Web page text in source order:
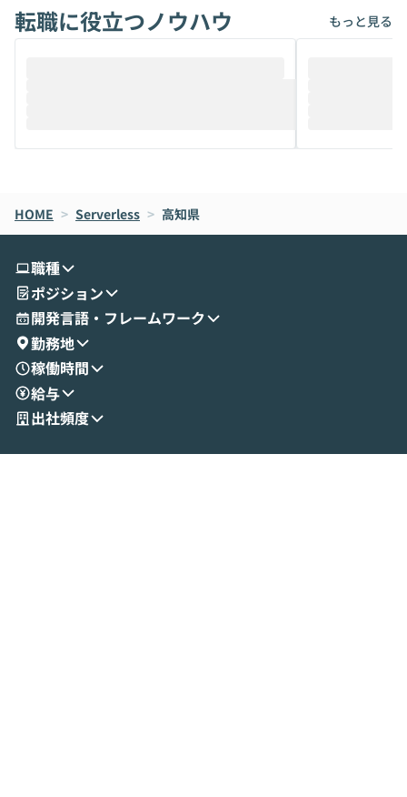
けでなく、想像以上の範囲まで自動化でき
ることは、まだあまり知られていません。
メルカリでの判断基準をもとに「なぜClau
oworkの基本的な機能をご紹介いただきま
す。 続く公開デモでは、実際にCoworkを
せいただきます。数分でワークフローが完
成する手軽さや、Gmail等の外部サービス
とセキュアに連携できるポイントなど、実
演を通じて具体的なイメージをお届けしま
す。 後半のディスカッションでは、セキュ
リティの考え方や社内導入の進め方など、
現場目線でさらに深掘りしていきます。
「自分の業務をAIで自動化してみたいけ
いう方にこそ参加いただきたいイベントで
は、評判では
ているAIを選ぶこ
それぞれの本当
ント構築の最前
転職に役立つノウハウ もっと見る
HOME > Serverless > 高知県
職種
ポジション
開発言語・フレームワーク
勤務地
稼働時間
給与
出社頻度